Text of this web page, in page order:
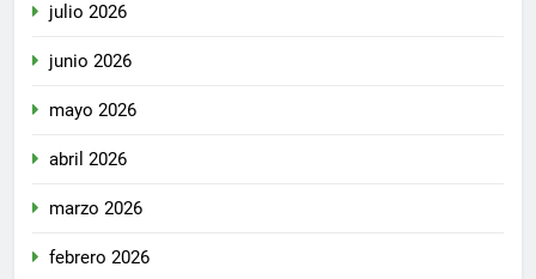
julio 2026
junio 2026
mayo 2026
abril 2026
marzo 2026
febrero 2026